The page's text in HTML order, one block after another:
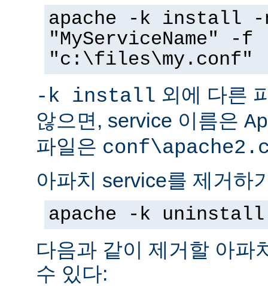
apache -k install -
"MyServiceName" -f
"c:\files\my.conf"
-k install 외에 다른
않으면, service 이름은
파일은
아파치 service를 제거하
apache -k uninstall
다음과 같이 제거할 아파
수 있다: